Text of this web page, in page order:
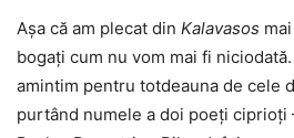
Așa că am plecat din Kalavasos
bogați cum nu vom mai fi
amintim pentru totdeauna de cele
purtând numele a doi poeți ciprioți